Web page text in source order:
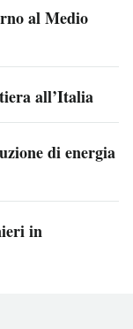
al Medio
all’Italia
di energia
in